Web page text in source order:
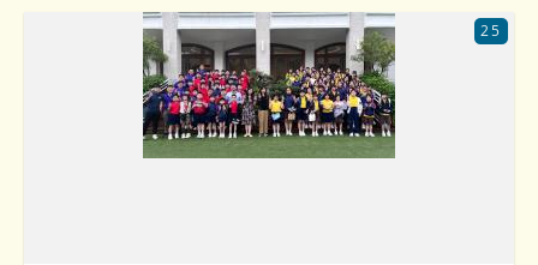
25